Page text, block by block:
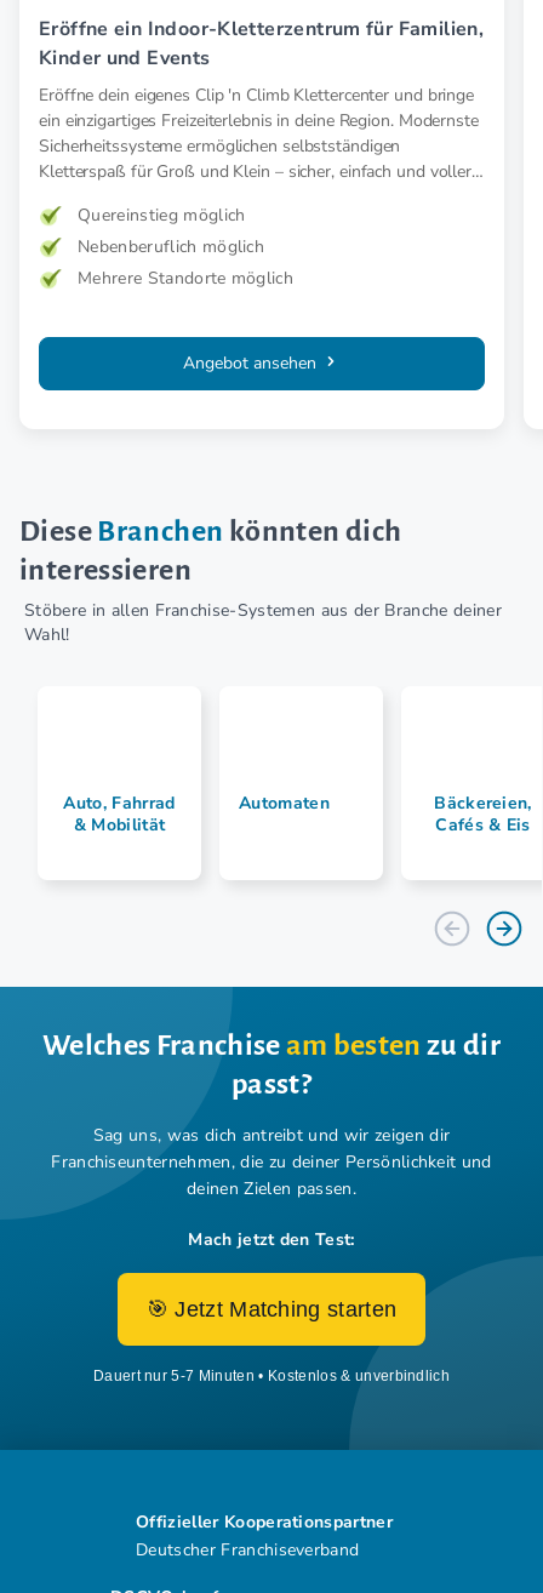
Eröffne ein Indoor-Kletterzentrum für Familien,
Kinder und Events
Eröffne dein eigenes Clip 'n Climb Klettercenter und bringe
ein einzigartiges Freizeiterlebnis in deine Region. Modernste
Sicherheitssysteme ermöglichen selbstständigen
Kletterspaß für Groß und Klein – sicher, einfach und voller
Quereinstieg möglich
Nebenberuflich möglich
Mehrere Standorte möglich
Angebot ansehen
Diese Branchen könnten dich
interessieren
Stöbere in allen Franchise-Systemen aus der Branche deiner
Wahl!
Auto, Fahrrad
& Mobilität
Automaten
Bäckereien,
Cafés & Eis
Welches Franchiseam besten zu dir
passt?
Sag uns, was dich antreibt und wir zeigen dir
Franchiseunternehmen, die zu deiner Persönlichkeit und
deinen Zielen passen.
Mach jetzt den Test:
🎯 Jetzt Matching starten
Dauert nur 5-7 Minuten • Kostenlos & unverbindlich
Offizieller Kooperationspartner
Deutscher Franchiseverband